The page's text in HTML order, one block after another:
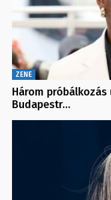
ZENE
Három
Budapestr…